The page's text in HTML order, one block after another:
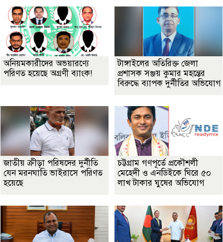
অনিয়মকারীদের অভয়ারণ্যে
পরিণত হয়েছে অগ্রণী ব্যাংক!
টাঙ্গাইলের অতিরিক্ত জেলা
প্রশাসক সঞ্জয় কুমার মহন্তের
বিরুদ্ধে ব্যাপক দুর্নীতির অভিযোগ
জাতীয় ক্রীড়া পরিষদের দুর্নীতি
যেন মরনঘাতি ভাইরাসে পরিণত
হয়েছে
চট্টগ্রাম গণপূর্তে প্রকৌশলী
মেহেদী ও এনডিইকে ঘিরে ৫০
লাখ টাকার ঘুষের অভিযোগ